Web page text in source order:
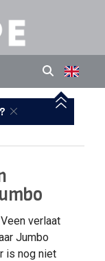
verlaat
Jumbo
is nog niet